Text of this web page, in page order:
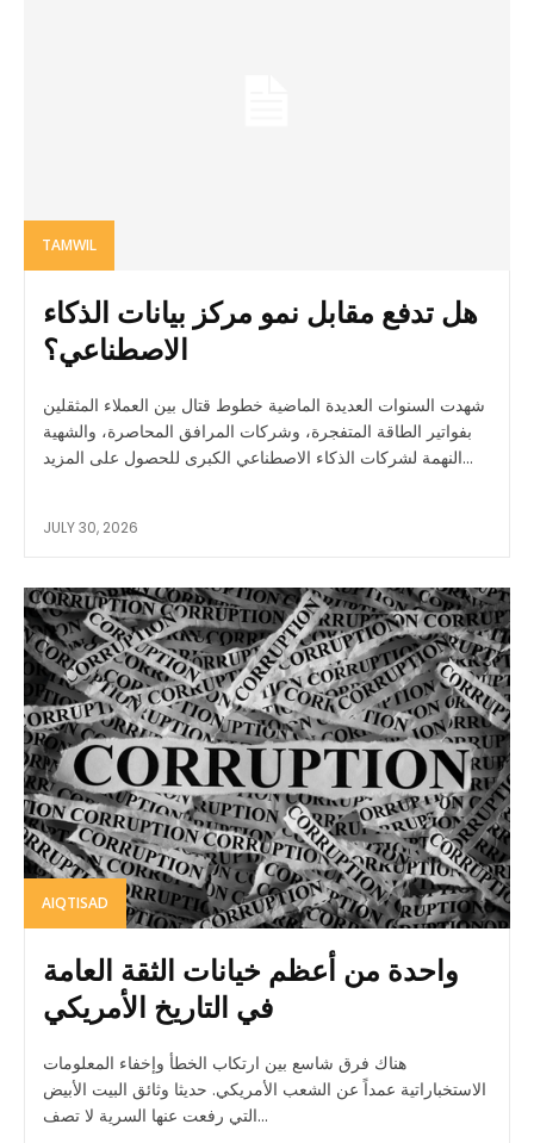
TAMWIL
هل تدفع مقابل نمو مركز بيانات الذكاء
الاصطناعي؟
شهدت السنوات العديدة الماضية خطوط قتال بين العملاء المثقلين
بفواتير الطاقة المتفجرة، وشركات المرافق المحاصرة، والشهية
النهمة لشركات الذكاء الاصطناعي الكبرى للحصول على المزيد...
JULY 30, 2026
AIQTISAD
واحدة من أعظم خيانات الثقة العامة
في التاريخ الأمريكي
هناك فرق شاسع بين ارتكاب الخطأ وإخفاء المعلومات
الاستخباراتية عمداً عن الشعب الأمريكي. حديثا وثائق البيت الأبيض
التي رفعت عنها السرية لا تصف...